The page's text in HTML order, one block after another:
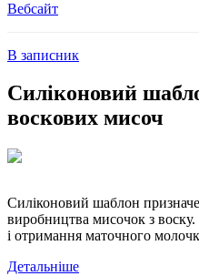
Вебсайт
В записник
Силіконовий
воскових мисоч
Силіконовий шаблон
виробництва мисочок з
і отримання маточного
Детальніше